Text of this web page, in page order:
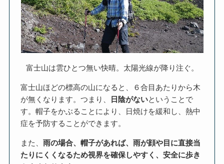
富士山は雲ひとつ無い快晴。太陽光線が降り注ぐ。
富士山ほどの標高の山になると、６合目あたりから木
が無くなります。つまり、
日陰がないということで
す。帽子をかぶることにより、日焼けを緩和し、熱中
症を予防することができます。
また、雨の場合、帽子があれば、雨が顔や目に直接当
たりにくくなるため視界を確保しやすく、安全に歩き